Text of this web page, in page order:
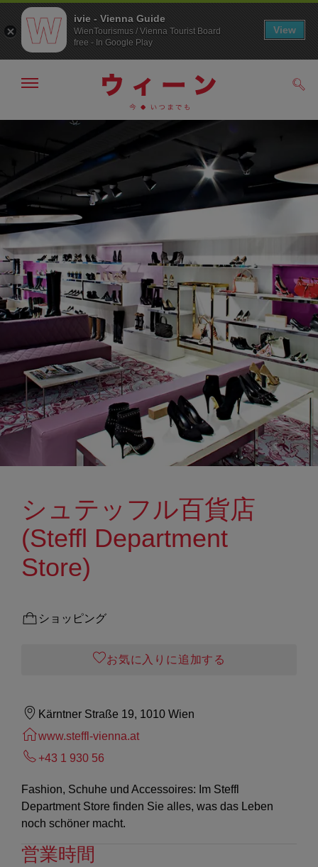
へ
ジ
の
ト
ッ
プ
へ
メ
表
非
表
示
シュテッフル百貨店
(Steffl Department
Store)
ショッピング
お気に入りに追加する
Kärntner Straße 19, 1010 Wien
www.steffl-vienna.at
+43 1 930 56
Fashion, Schuhe und Accessoires: Im Steffl
Department Store finden Sie alles, was das Leben
noch schöner macht.
営業時間
ivie - Vienna Guide
WienTourismus / Vienna Tourist Board
free - In Google Play
View